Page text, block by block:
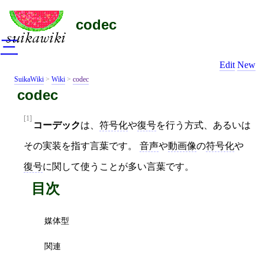
codec
Edit New
SuikaWiki > Wiki > codec
codec
[1]
コーデックは、 符号化や復号を行う方式、あるいは
その実装を指す言葉です。 音声や動画像の符号化や
復号に関して使うことが多い言葉です。
目次
媒体型
関連
三